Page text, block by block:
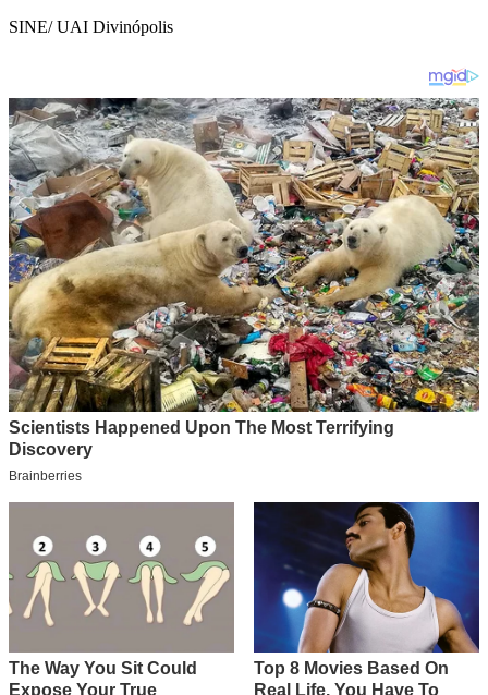
SINE/ UAI Divinópolis